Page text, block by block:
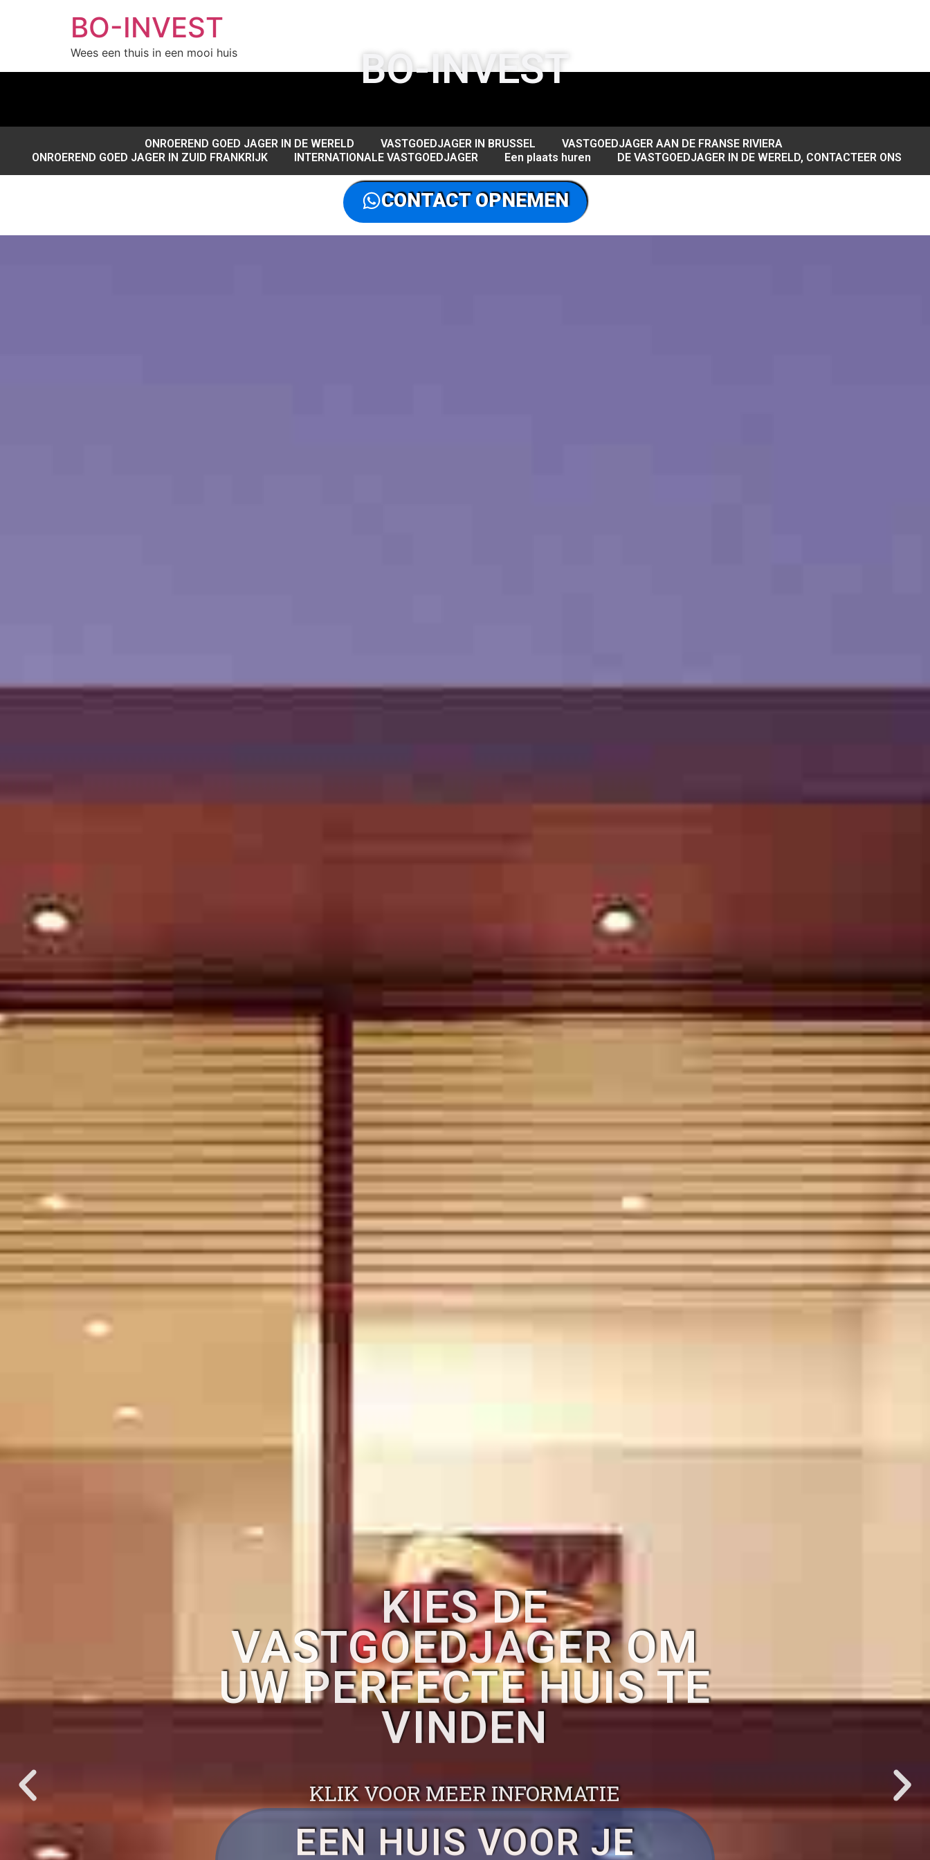
BO-INVEST
Wees een thuis in een mooi huis BO-INVEST
ONROEREND GOED JAGER IN DE WERELD VASTGOEDJAGER IN BRUSSEL
VASTGOEDJAGER AAN DE FRANSE RIVIERA
ONROEREND GOED JAGER IN ZUID FRANKRIJK
INTERNATIONALE VASTGOEDJAGER Een plaats huren DE VASTGOEDJAGER IN DE WERELD, CONTACTEER ONS
CONTACT OPNEMEN
KIES DE
VASTGOEDJAGER OM
UW PERFECTE HUIS TE
KLIK VOOR MEER INFORMATIE